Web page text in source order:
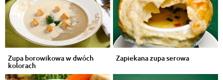
Zupa borowikowa w dwóch
kolorach
Zapiekana zupa serowa